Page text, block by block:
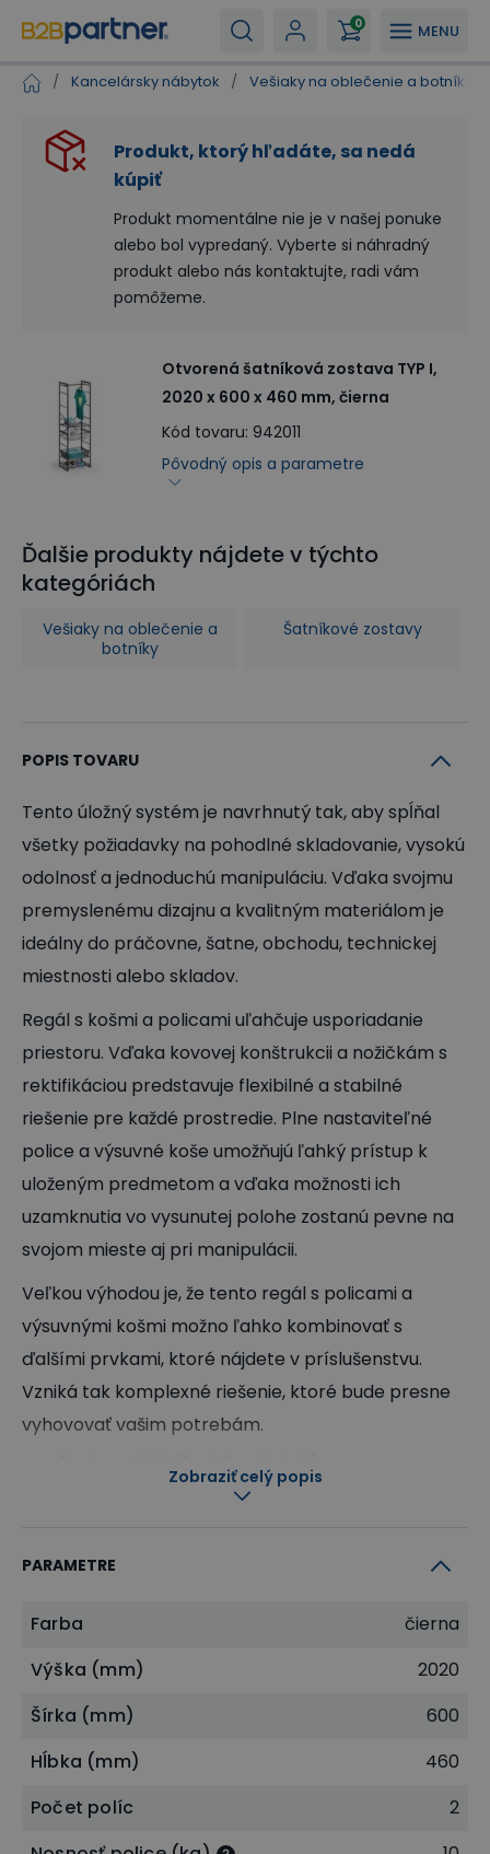
MENU
0
/ Kancelársky nábytok / Vešiaky na oblečenie a botníky
Otvorená šatníková zostava TYP I,
2020 x 600 x 460 mm, čierna
Kód tovaru: 942011
Pôvodný opis a parametre
Produkt, ktorý hľadáte, sa nedá
kúpiť
Produkt momentálne nie je v našej ponuke
alebo bol vypredaný. Vyberte si náhradný
produkt alebo nás kontaktujte, radi vám
pomôžeme.
Ďalšie produkty nájdete v týchto
kategóriách
Vešiaky na oblečenie a
botníky
Šatníkové zostavy
POPIS TOVARU
Tento úložný systém je navrhnutý tak, aby spĺňal
všetky požiadavky na pohodlné skladovanie, vysokú
odolnosť a jednoduchú manipuláciu. Vďaka svojmu
premyslenému dizajnu a kvalitným materiálom je
ideálny do práčovne, šatne, obchodu, technickej
miestnosti alebo skladov.
Regál s košmi a policami uľahčuje usporiadanie
priestoru. Vďaka kovovej konštrukcii a nožičkám s
rektifikáciou predstavuje flexibilné a stabilné
riešenie pre každé prostredie. Plne nastaviteľné
police a výsuvné koše umožňujú ľahký prístup k
uloženým predmetom a vďaka možnosti ich
uzamknutia vo vysunutej polohe zostanú pevne na
svojom mieste aj pri manipulácii.
Veľkou výhodou je, že tento regál s policami a
výsuvnými košmi možno ľahko kombinovať s
ďalšími prvkami, ktoré nájdete v príslušenstvu.
Vzniká tak komplexné riešenie, ktoré bude presne
vyhovovať vašim potrebám.
pojazdmi umožňujúcimi ľahký prístup k uloženým
predmetom vďaka 70% výsuvu
nosnosť každého koša 10 kg pri rovnomernom
pojazdy na koše a aretácia koša v otvorenej polohe
2x drôtená polica s rozmermi 45.9 x 56.9 cm
nosnosť každej police 10 kg pri rovnomernom zaťažení
šatníková tyč na zavesenie oblečenia
rektifikačné nožičky pre vyrovnávanie na nerovnom
povrchu
Zobraziť celý popis
PARAMETRE
Farba
čierna
Výška (mm)
2020
Šírka (mm)
600
Hĺbka (mm)
460
Počet políc
2